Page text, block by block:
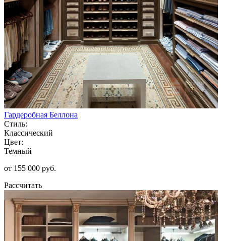
Гардеробная Беллона
Стиль:
Классический
Цвет:
Темный
от 155 000 руб.
Рассчитать